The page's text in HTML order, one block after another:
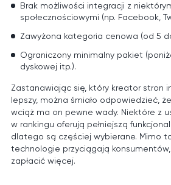
Brak możliwości integracji z
społecznościowymi (np. Facebook,
Zawyżona kategoria cenowa (od 5
Ograniczony minimalny pakiet
dyskowej itp.).
Zastanawiając się, który kreator stron
lepszy, można śmiało odpowiedzieć,
wciąż ma on pewne wady. Niektóre z
w rankingu oferują pełniejszą
dlatego są częściej wybierane. Mimo
technologie przyciągają konsumentów,
zapłacić więcej.